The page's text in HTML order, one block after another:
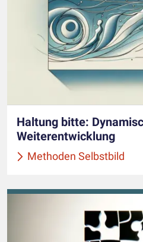
Haltung bitte:
Weiterentwicklung
Methoden Selbstbild